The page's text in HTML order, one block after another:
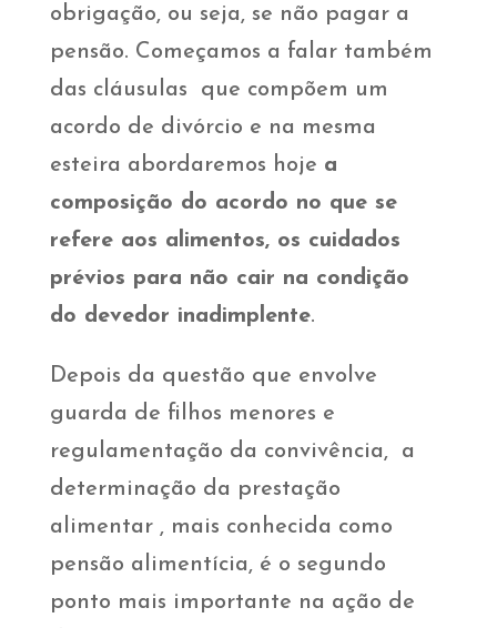
obrigação, ou seja, se não pagar a
pensão. Começamos a falar também
das cláusulas que compõem um
acordo de divórcio e na mesma
esteira abordaremos hoje a
composição do acordo no que se
refere aos alimentos, os cuidados
prévios para não cair na condição
do devedor inadimplente.
Depois da questão que envolve
guarda de filhos menores e
regulamentação da convivência, a
determinação da prestação
alimentar , mais conhecida como
pensão alimentícia, é o segundo
ponto mais importante na ação de